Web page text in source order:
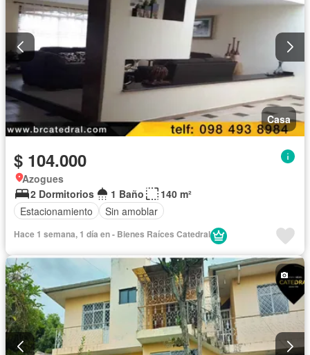
Casa
$ 104.000
Azogues
2 Dormitorios
1 Baño
140 m²
Estacionamiento
Sin amoblar
Hace 1 semana, 1 día en - Bienes Raíces Catedral